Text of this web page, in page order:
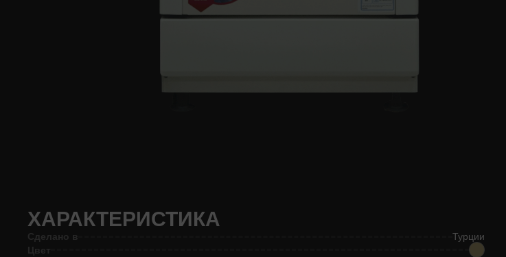
ХАРАКТЕРИСТИКА
Сделано в
Турции
Цвет